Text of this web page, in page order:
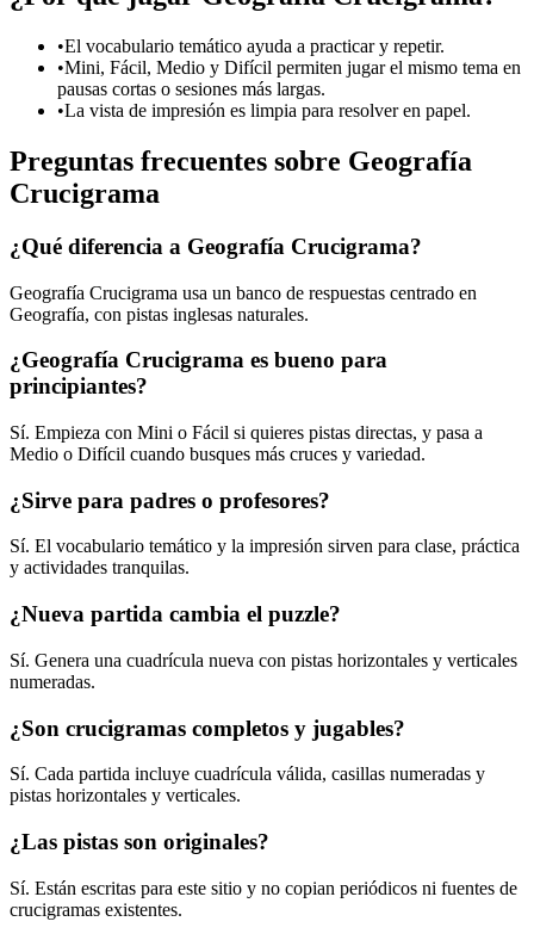
•El vocabulario temático ayuda a practicar y repetir.
•Mini, Fácil, Medio y Difícil permiten jugar el mismo tema en
pausas cortas o sesiones más largas.
•La vista de impresión es limpia para resolver en papel.
Preguntas frecuentes sobre Geografía
Crucigrama
¿Qué diferencia a Geografía Crucigrama?
Geografía Crucigrama usa un banco de respuestas centrado en
Geografía, con pistas inglesas naturales.
¿Geografía Crucigrama es bueno para
principiantes?
Sí. Empieza con Mini o Fácil si quieres pistas directas, y pasa a
Medio o Difícil cuando busques más cruces y variedad.
¿Sirve para padres o profesores?
Sí. El vocabulario temático y la impresión sirven para clase, práctica
y actividades tranquilas.
¿Nueva partida cambia el puzzle?
Sí. Genera una cuadrícula nueva con pistas horizontales y verticales
numeradas.
¿Son crucigramas completos y jugables?
Sí. Cada partida incluye cuadrícula válida, casillas numeradas y
pistas horizontales y verticales.
¿Las pistas son originales?
Sí. Están escritas para este sitio y no copian periódicos ni fuentes de
crucigramas existentes.